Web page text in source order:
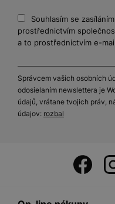
Souhlasím se
prostřednictvím
a to prostřednictvím e-
Správcem vašich osobních
odosielaním newslettera je
údajů, vrátane tvojich práv,
údajov: rozbal